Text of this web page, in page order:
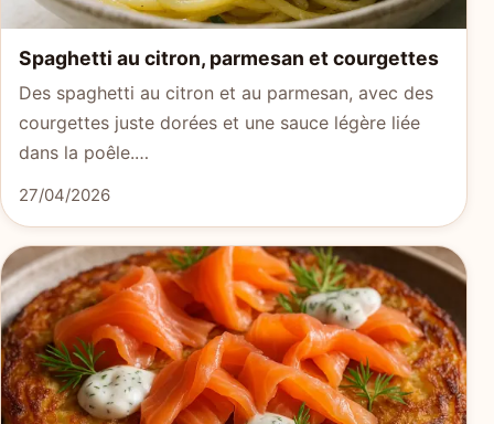
Spaghetti au citron, parmesan et courgettes
Des spaghetti au citron et au parmesan, avec des
courgettes juste dorées et une sauce légère liée
dans la poêle.…
27/04/2026